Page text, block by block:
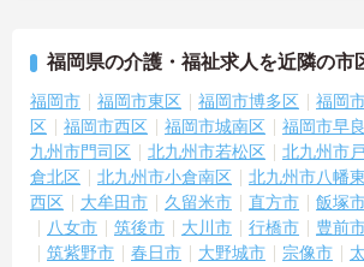
福岡県の介護・福祉求人を近隣の市
福岡市 福岡市東区 福岡市博多区 福岡
区
福岡市西区 福岡市城南区 福岡市早
九州市門司区
北九州市若松区 北九州市
倉北区
北九州市小倉南区 北九州市八幡
西区
大牟田市 久留米市 直方市 飯塚
八女市
筑後市 大川市 行橋市 豊前
筑紫野市
春日市 大野城市 宗像市